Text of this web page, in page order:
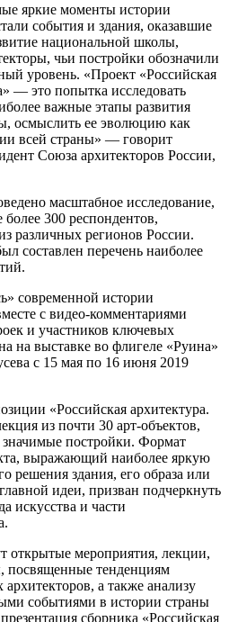
яркие моменты истории
события и здания, оказавшие
национальной школы,
чьи постройки обозначили
уровень. «Проект «Российская
— это попытка исследовать
важные этапы развития
осмыслить ее эволюцию как
всей страны» — говорит
Союза архитекторов России,
масштабное исследование,
300 респондентов,
различных регионов России.
составлен перечень наиболее
современной истории
с видео-комментариями
и участников ключевых
на выставке во флигеле «Руина»
с 15 мая по 16 июня 2019
«Российская архитектура.
из почти 30 арт-объектов,
постройки. Формат
выражающий наиболее яркую
решения здания, его образа или
идеи, призван подчеркнуть
искусства и части
открытые мероприятия, лекции,
посвященные тенденциям
а также анализу
событиями в истории страны
сборника «Российская